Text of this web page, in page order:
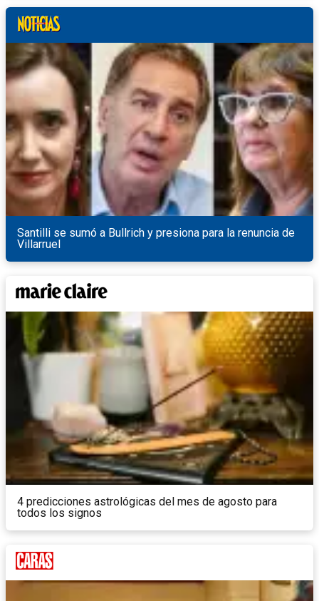
Santilli se sumó a Bullrich y presiona para la renuncia de
Villarruel
4 predicciones astrológicas del mes de agosto para
todos los signos